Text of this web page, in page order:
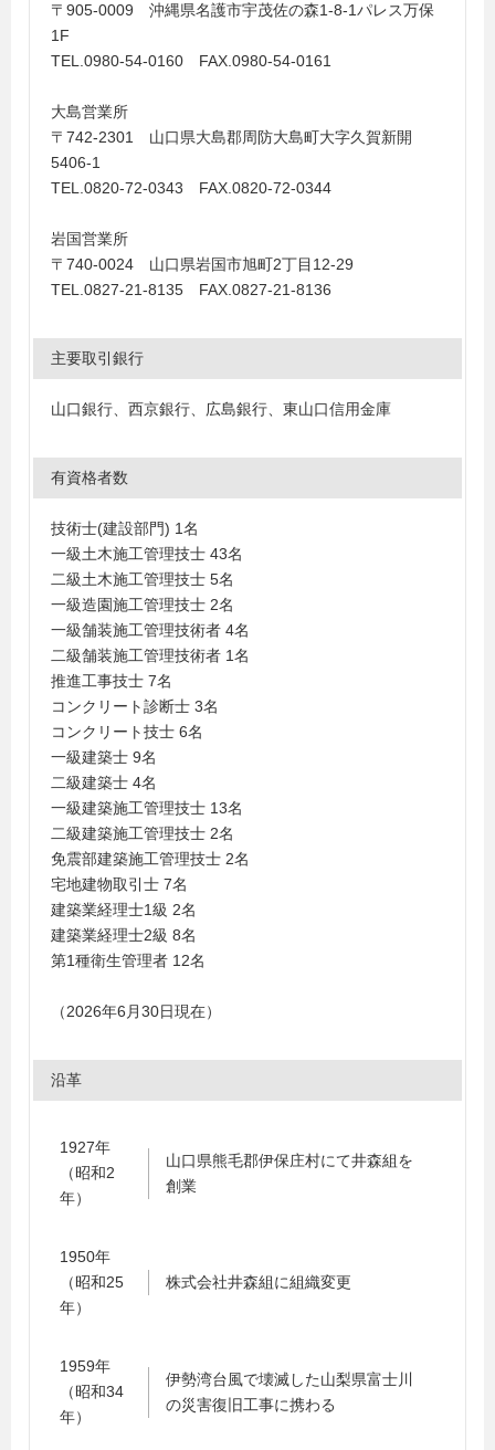
〒905-0009 沖縄県名護市宇茂佐の森1-8-1パレス万保
1F
TEL.0980-54-0160 FAX.0980-54-0161
大島営業所
〒742-2301 山口県大島郡周防大島町大字久賀新開
5406-1
TEL.0820-72-0343 FAX.0820-72-0344
岩国営業所
〒740-0024 山口県岩国市旭町2丁目12-29
TEL.0827-21-8135 FAX.0827-21-8136
主要取引銀行
山口銀行、西京銀行、広島銀行、東山口信用金庫
有資格者数
技術士(建設部門) 1名
一級土木施工管理技士 43名
二級土木施工管理技士 5名
一級造園施工管理技士 2名
一級舗装施工管理技術者 4名
二級舗装施工管理技術者 1名
推進工事技士 7名
コンクリート診断士 3名
コンクリート技士 6名
一級建築士 9名
二級建築士 4名
一級建築施工管理技士 13名
二級建築施工管理技士 2名
免震部建築施工管理技士 2名
宅地建物取引士 7名
建築業経理士1級 2名
建築業経理士2級 8名
第1種衛生管理者 12名
（2026年6月30日現在）
沿革
1927年
（昭和2
年）
山口県熊毛郡伊保庄村にて井森組を
創業
1950年
（昭和25
年）
株式会社井森組に組織変更
1959年
（昭和34
年）
伊勢湾台風で壊滅した山梨県富士川
の災害復旧工事に携わる